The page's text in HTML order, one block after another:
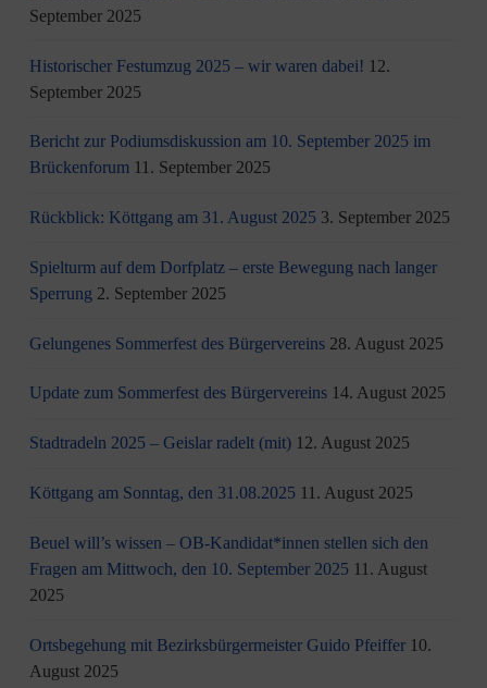
September 2025
Historischer Festumzug 2025 – wir waren dabei! 12.
September 2025
Bericht zur Podiumsdiskussion am 10. September 2025 im
Brückenforum 11. September 2025
Rückblick: Köttgang am 31. August 2025 3. September 2025
Spielturm auf dem Dorfplatz – erste Bewegung nach langer
Sperrung 2. September 2025
Gelungenes Sommerfest des Bürgervereins 28. August 2025
Update zum Sommerfest des Bürgervereins 14. August 2025
Stadtradeln 2025 – Geislar radelt (mit) 12. August 2025
Köttgang am Sonntag, den 31.08.2025 11. August 2025
Beuel will’s wissen – OB-Kandidat*innen stellen sich den
Fragen am Mittwoch, den 10. September 2025 11. August
2025
Ortsbegehung mit Bezirksbürgermeister Guido Pfeiffer 10.
August 2025